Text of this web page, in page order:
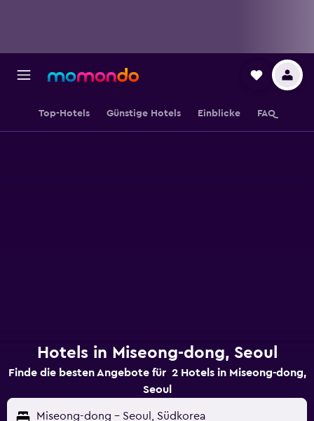
Top-Hotels Günstige Hotels Einblicke FAQ
Hotels in Miseong-dong, Seoul
Finde die besten Angebote für 2 Hotels in Miseong-dong,
Seoul
Miseong-dong - Seoul, Südkorea